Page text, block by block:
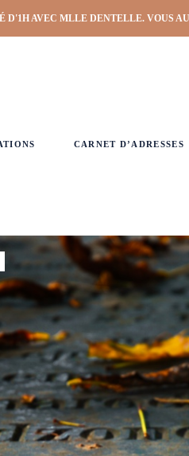
D'1H AVEC MLLE DENTELLE. VOUS
CARNET D’ADRESSES